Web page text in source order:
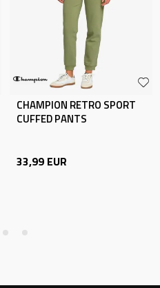
CHAMPION RETRO SPORT
CUFFED PANTS
33,99 EUR